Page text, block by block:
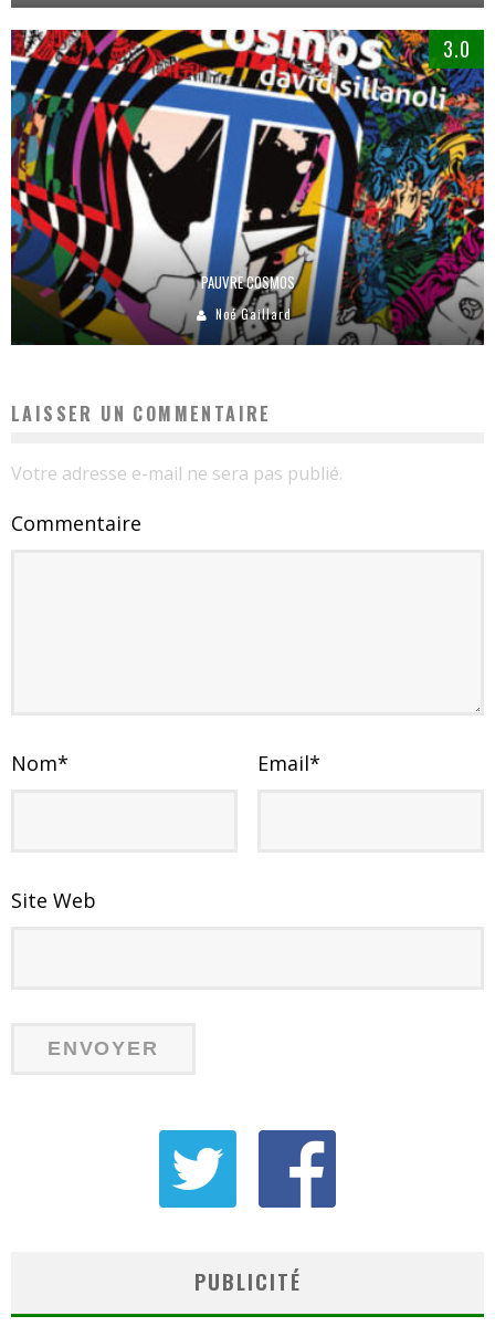
3.0
PAUVRE COSMOS
Noé Gaillard
LAISSER UN COMMENTAIRE
Votre adresse e-mail ne sera pas publié.
Commentaire
Nom* Email*
Site Web
PUBLICITÉ